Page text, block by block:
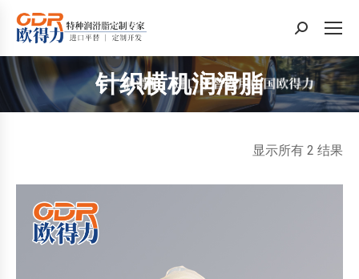
搜
针织横机润滑脂
您在这里：
显示所有 2 结果按
新